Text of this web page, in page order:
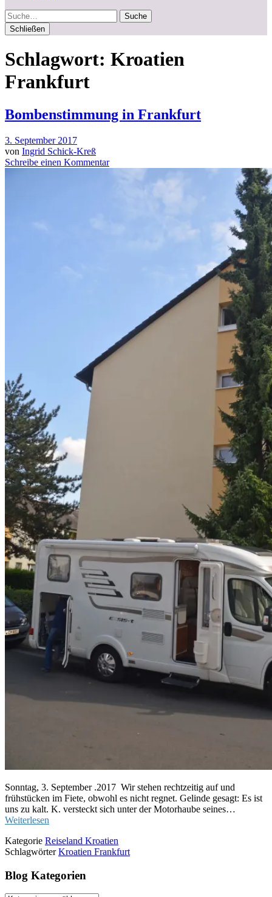
Suche
Schließen
Schlagwort: Kroatien
Frankfurt
Bombenstimmung in Frankfurt
3. September 2017
von Ingrid Schick-Kreß
Schreibe einen Kommentar
Sonntag, 3. September .2017 Wir stehen rechtzeitig auf und
frühstücken im Fiete, obwohl es nicht regnet. Gelinde gesagt: Es ist
uns zu kalt. K. versteckt sich unter der Motorhaube seines…
Weiterlesen
Kategorie Reiseland Kroatien
SchlagwörterKroatien Frankfurt
Blog Kategorien